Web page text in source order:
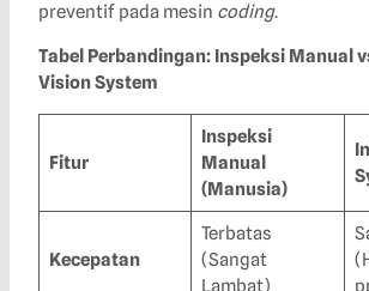
preventif pada mesin coding.
Tabel Perbandingan: Inspeksi Manual
Vision System
Fitur
Inspeksi
Manual
(Manusia)
Kecepatan
Terbatas
(Sangat
Lambat)